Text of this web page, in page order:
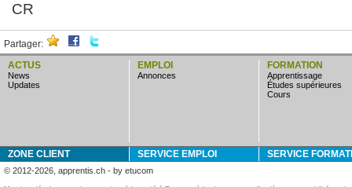
CR
Partager:
ACTUS
news
updates
EMPLOI
annonces
FORMATION
apprentissage
études supérieures
cours
ZONE CLIENT SERVICE EMPLOI SERVICE
© 2012-2026, apprentis.ch - by etucom